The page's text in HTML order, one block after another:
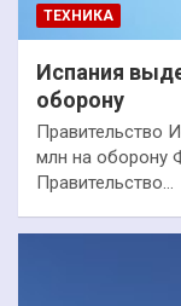
ТЕХНИКА
Испания
оборону
Правительство
млн на оборону
Правительство…